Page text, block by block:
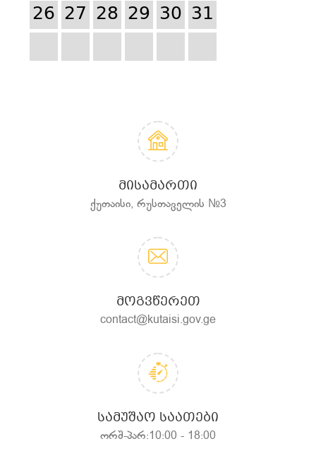
26 27 28 29 30 31
ᲛᲘᲡᲐᲛᲐᲠᲗᲘ
ქუთაისი, რუსთაველის №3
ᲛᲝᲒᲕᲬᲔᲠᲔᲗ
contact@kutaisi.gov.ge
ᲡᲐᲛᲣᲨᲐᲝ ᲡᲐᲐᲗᲔᲑᲘ
ორშ-პარ:10:00 - 18:00